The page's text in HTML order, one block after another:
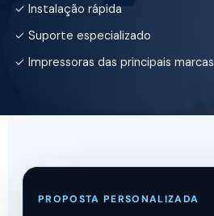
✓ Instalação rápida
✓ Suporte especializado
✓ Impressoras das principais marcas
PROPOSTA PERSONALIZADA